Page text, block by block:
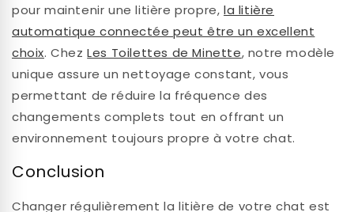
pour maintenir une litière propre,la litière
automatique connectée peut être un excellent
choix. ChezLes Toilettes de Minette, notre modèle
unique assure un nettoyage constant, vous
permettant de réduire la fréquence des
changements complets tout en offrant un
environnement toujours propre à votre chat.
Conclusion
Changer régulièrement la litière de votre chat est